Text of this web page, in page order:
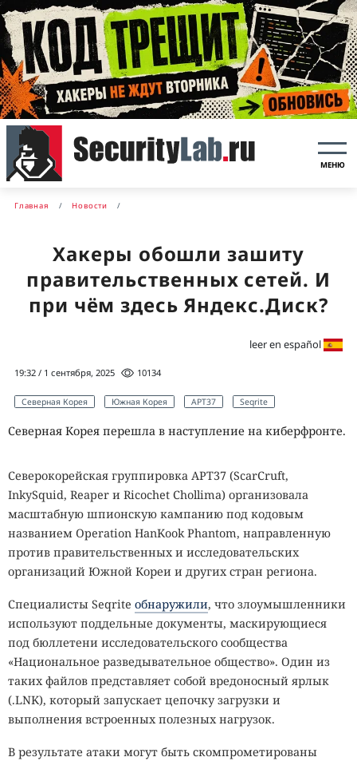
МЕНЮ
Главная Новости
Хакеры обошли зашиту
правительственных сетей. И
при чём здесь Яндекс.Диск?
leer en español
19:32 / 1 сентября, 2025 10134
Северная Корея Южная Корея APT37 Seqrite
Северная Корея перешла в наступление на киберфронте.
Северокорейская группировка APT37 (ScarCruft,
InkySquid, Reaper и Ricochet Chollima) организовала
масштабную шпионскую кампанию под кодовым
названием Operation HanKook Phantom, направленную
против правительственных и исследовательских
организаций Южной Кореи и других стран региона.
Специалисты Seqrite обнаружили, что злоумышленники
используют поддельные документы, маскирующиеся
под бюллетени исследовательского сообщества
«Национальное разведывательное общество». Один из
таких файлов представляет собой вредоносный ярлык
(.LNK), который запускает цепочку загрузки и
выполнения встроенных полезных нагрузок.
В результате атаки могут быть скомпрометированы